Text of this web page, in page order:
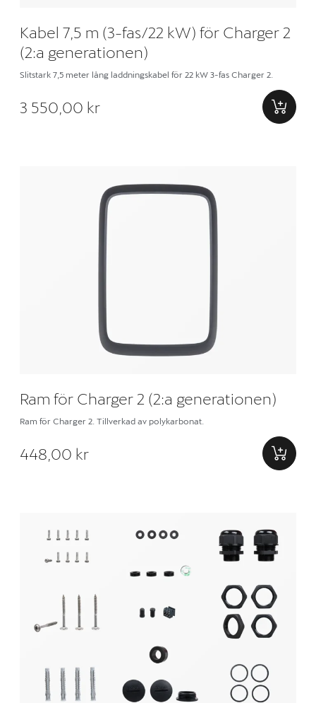
Kabel 7,5 m (3-fas/22 kW) för Charger 2
(2:a generationen)
Slitstark 7,5 meter lång laddningskabel för 22 kW 3-fas Charger 2.
3 550,00 kr
Ram för Charger 2 (2:a generationen)
Ram för Charger 2. Tillverkad av polykarbonat.
448,00 kr